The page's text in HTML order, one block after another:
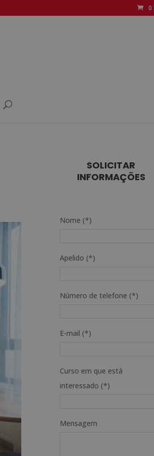
0
SOLICITAR
INFORMAÇÕES
Nome (*)
Apelido (*)
Número de telefone (*)
E-mail (*)
Curso em que está
interessado (*)
Mensagem